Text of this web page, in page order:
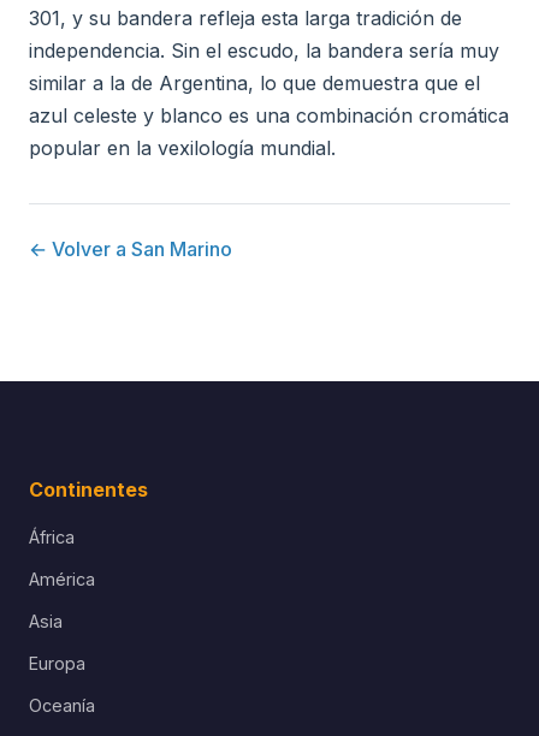
301, y su bandera refleja esta larga tradición de
independencia. Sin el escudo, la bandera sería muy
similar a la de Argentina, lo que demuestra que el
azul celeste y blanco es una combinación cromática
popular en la vexilología mundial.
← Volver a San Marino
Continentes
África
América
Asia
Europa
Oceanía